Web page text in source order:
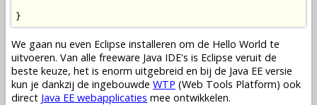
}
We gaan nu even Eclipse installeren om de Hello World te
uitvoeren. Van alle freeware Java IDE's is Eclipse veruit de
beste keuze, het is enorm uitgebreid en bij de Java EE versie
kun je dankzij de ingebouwde WTP (Web Tools Platform) ook
direct Java EE webapplicaties mee ontwikkelen.